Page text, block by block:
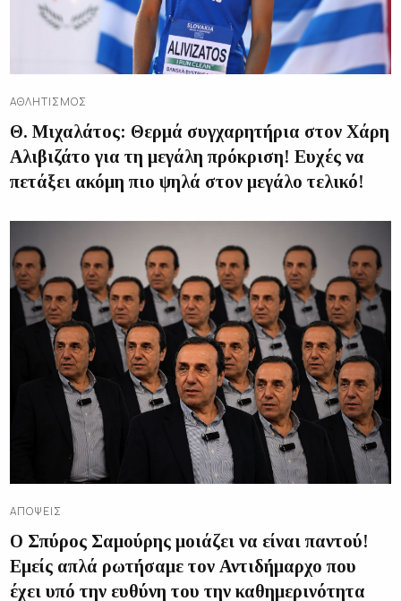
ΑΘΛΗΤΙΣΜΌΣ
Θ. Μιχαλάτος: Θερμά συγχαρητήρια στον Χάρη
Αλιβιζάτο για τη μεγάλη πρόκριση! Ευχές να
πετάξει ακόμη πιο ψηλά στον μεγάλο τελικό!
ΑΠΌΨΕΙΣ
Ο Σπύρος Σαμούρης μοιάζει να είναι παντού!
Εμείς απλά ρωτήσαμε τον Αντιδήμαρχο που
έχει υπό την ευθύνη του την καθημερινότητα